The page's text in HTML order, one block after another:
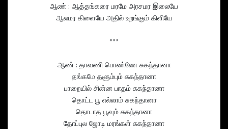
ஆண் : ஆத்தங்கரை மரமே அரசமர இலையே
ஆலமர கிளையே அதில் உறங்கும் கிளியே
***
ஆண் : தாவணி பொண்ணே சுகந்தானா
தங்கமே தளும்பும் சுகந்தானா
பாறையில் சின்ன பாதம் சுகந்தானா
தொட்ட பூ எல்லாம் சுகந்தானா
தொடாத பூவும் சுகந்தானா
தோப்புல ஜோடி மரங்கள் சுகந்தானா